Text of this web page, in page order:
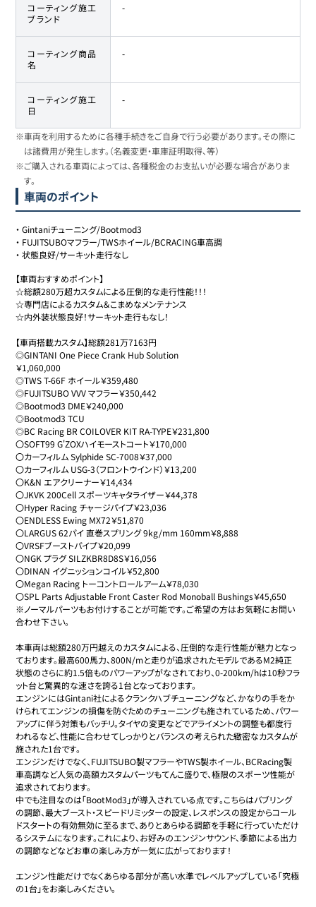
コーティング施工
ブランド
-
コーティング商品
名
-
コーティング施工
日
-
※車両を利用するために各種手続きをご自身で行う必要があります。その際に
は諸費用が発生します。（名義変更・車庫証明取得、等）
※ご購入される車両によっては、各種税金のお支払いが必要な場合がありま
す。
車両のポイント
・Gintaniチューニング/Bootmod3
・ FUJITSUBOマフラー/TWSホイール/BCRACING車高調
・状態良好/サーキット走行なし
【車両おすすめポイント】
☆総額280万超カスタムによる圧倒的な走行性能！！！
☆専門店によるカスタム＆こまめなメンテナンス
☆内外装状態良好！サーキット走行もなし！
【車両搭載カスタム】総額281万7163円
◎GINTANI One Piece Crank Hub Solution
￥1,060,000
◎TWS T-66F ホイール￥359,480
◎FUJITSUBO VVV マフラー￥350,442
◎Bootmod3 DME￥240,000
◎Bootmod3 TCU
◎BC Racing BR COILOVER KIT RA-TYPE￥231,800
〇SOFT99 G'ZOXハイモーストコート￥170,000
〇カーフィルム Sylphide SC-7008￥37,000
〇カーフィルム USG-3（フロントウインド）￥13,200
〇K&N エアクリーナー￥14,434
〇JKVK 200Cell スポーツキャタライザー￥44,378
〇Hyper Racing チャージパイプ￥23,036
〇ENDLESS Ewing MX72￥51,870
〇LARGUS 62パイ 直巻スプリング 9kg/mm 160mm￥8,888
〇VRSFブーストパイプ￥20,099
〇NGK プラグ SILZKBR8D8S￥16,056
〇DINAN イグニッションコイル￥52,800
〇Megan Racing トーコントロールアーム￥78,030
〇SPL Parts Adjustable Front Caster Rod Monoball Bushings￥45,650
※ノーマルパーツもお付けすることが可能です。ご希望の方はお気軽にお問い
合わせ下さい。
本車両は総額280万円越えのカスタムによる、圧倒的な走行性能が魅力となっ
ております。最高600馬力、800N/mと走りが追求されたモデルであるM2純正
状態のさらに約1.5倍ものパワーアップがなされており、0-200km/hは10秒フラ
ット台と驚異的な速さを誇る1台となっております。
エンジンにはGintani社によるクランクハブチューニングなど、かなりの手をか
けられてエンジンの損傷を防ぐためのチューニングも施されているため、パワー
アップに伴う対策もバッチリ。タイヤの変更などでアライメントの調整も都度行
われるなど、性能に合わせてしっかりとバランスの考えられた緻密なカスタムが
施された1台です。
エンジンだけでなく、FUJITSUBO製マフラーやTWS製ホイール、BCRacing製
車高調など人気の高額カスタムパーツもてんこ盛りで、極限のスポーツ性能が
追求されております。
中でも注目なのは「BootMod3」が導入されている点です。こちらはバブリング
の調節、最大ブースト・スピードリミッターの設定、レスポンスの設定からコール
ドスタートの有効無効に至るまで、ありとあらゆる調節を手軽に行っていただけ
るシステムになります。これにより、お好みのエンジンサウンド、季節による出力
の調節などなどお車の楽しみ方が一気に広がっております！
エンジン性能だけでなくあらゆる部分が高い水準でレベルアップしている「究極
の1台」をお楽しみください。